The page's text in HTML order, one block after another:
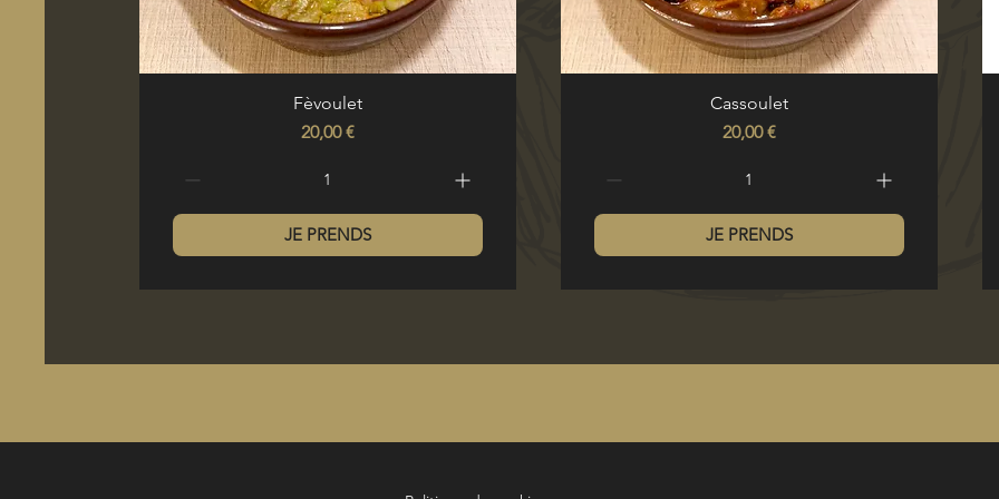
Aperçu rapide
Fèvoulet
Prix
20,00 €
JE PRENDS
Aperçu rapide
Cassoulet
Prix
20,00 €
JE PRENDS